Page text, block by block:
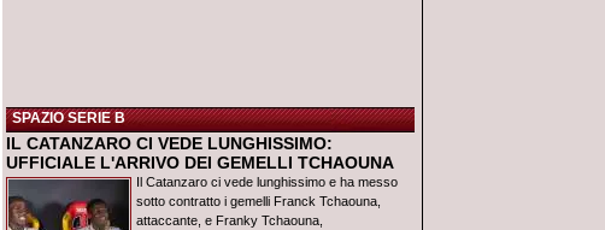
SPAZIO SERIE B
IL CATANZARO CI VEDE LUNGHISSIMO:
UFFICIALE L'ARRIVO DEI GEMELLI TCHAOUNA
Il Catanzaro ci vede lunghissimo e ha messo
sotto contratto i gemelli Franck Tchaouna,
attaccante, e Franky Tchaouna,